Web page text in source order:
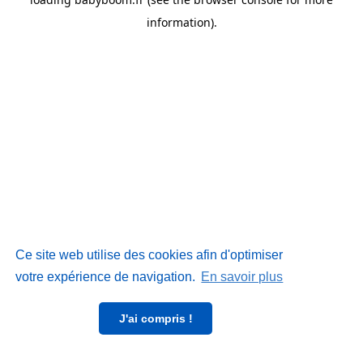
Ce site web utilise des cookies afin d'optimiser
votre expérience de navigation. En savoir plus
J'ai compris !
information).